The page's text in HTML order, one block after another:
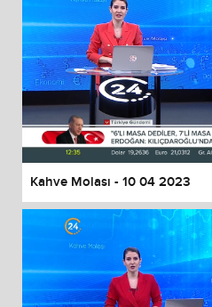
Kahve Molası - 10 04 2023